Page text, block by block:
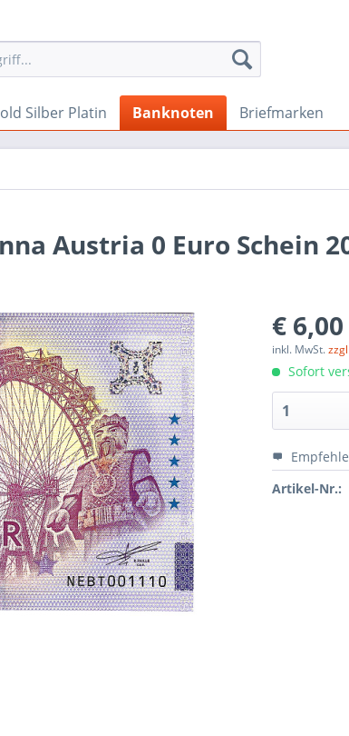
Silber Platin Banknoten Briefmarken
Austria 0 Euro Schein
€
inkl. MwSt.
Sofort
Artikel-Nr.: